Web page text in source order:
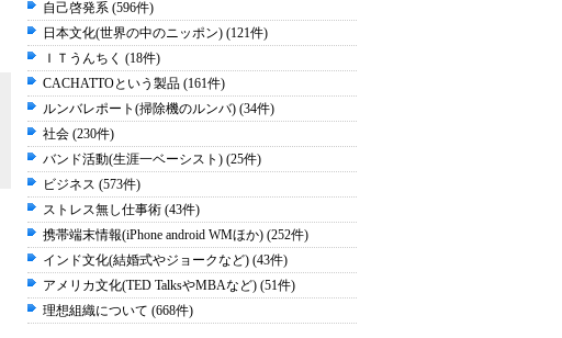
自己啓発系 (596件)
日本文化(世界の中のニッポン) (121件)
ＩＴうんちく (18件)
CACHATTOという製品 (161件)
ルンバレポート(掃除機のルンバ) (34件)
社会 (230件)
バンド活動(生涯一ベーシスト) (25件)
ビジネス (573件)
ストレス無し仕事術 (43件)
携帯端末情報(iPhone android WMほか) (252件)
インド文化(結婚式やジョークなど) (43件)
アメリカ文化(TED TalksやMBAなど) (51件)
理想組織について (668件)